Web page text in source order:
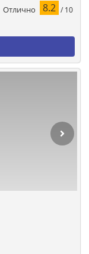
Отлично 8.2 / 10